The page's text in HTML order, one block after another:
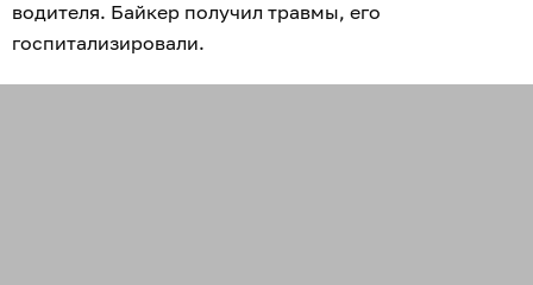
водителя. Байкер получил травмы, его
госпитализировали.